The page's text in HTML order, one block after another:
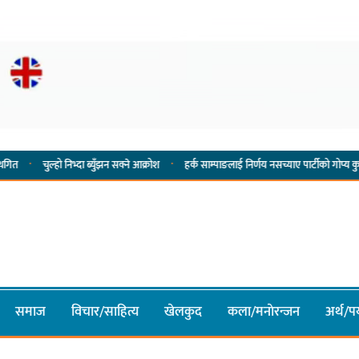
निभ्दा ब्युँझन सक्ने आक्रोश · हर्क साम्पाङलाई निर्णय नसच्याए पार्टीको गोप्य कुरा सार्वजनिक
समाज विचार/साहित्य खेलकुद कला/मनाेरन्जन अर्थ/